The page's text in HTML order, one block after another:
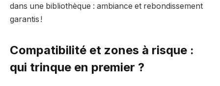
dans une bibliothèque : ambiance et rebondissement
garantis !
Compatibilité et zones à risque :
qui trinque en premier ?